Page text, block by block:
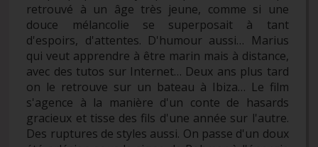
retrouvé à un âge très jeune, comme si une
douce mélancolie se superposait à tant
d'espoirs, d'attentes. D'humour aussi… Marius
qui veut apprendre à être marin mais à distance,
avec des tutos sur Internet… Deux ans plus tard
on le retrouve sur un bateau à Ibiza… Le film
s'agence à la manière d'un conte de hasards
gracieux et tisse des fils d'une année sur l'autre.
Des ruptures de styles aussi. On passe d'un doux